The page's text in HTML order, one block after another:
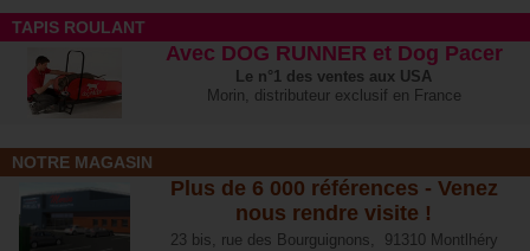
TAPIS ROULANT
Avec DOG RUNNER et Dog Pacer
Le n°1 des ventes aux USA
Morin, distributeur exclusif en France
NOTRE MAGASIN
Plus de 6 000 références - Venez
nous rendre visite !
23 bis, rue des Bourguignons, 91310 Montlhéry